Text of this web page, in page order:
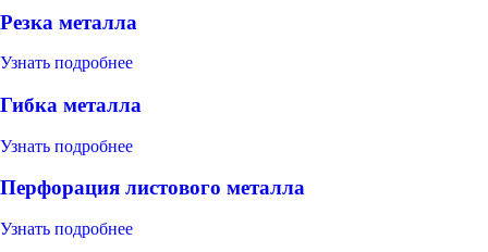
Резка металла
Узнать подробнее
Гибка металла
Узнать подробнее
Перфорация листового металла
Узнать подробнее